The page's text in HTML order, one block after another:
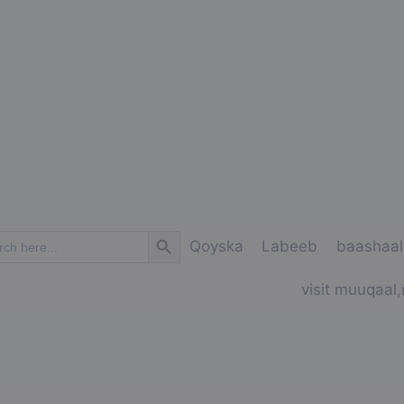
Qoyska Labeeb baashaal
visit